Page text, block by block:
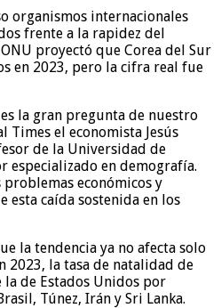
organismos internacionales
frente a la rapidez del
proyectó que Corea del Sur
en 2023, pero la cifra real fue
la gran pregunta de nuestro
Times el economista Jesús
de la Universidad de
especializado en demografía.
económicos y
esta caída sostenida en los
la tendencia ya no afecta solo
2023, la tasa de natalidad de
de Estados Unidos por
Túnez, Irán y Sri Lanka.